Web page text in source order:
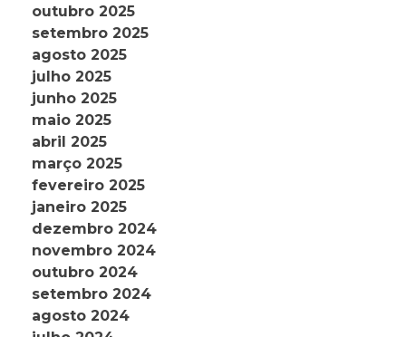
outubro 2025
setembro 2025
agosto 2025
julho 2025
junho 2025
maio 2025
abril 2025
março 2025
fevereiro 2025
janeiro 2025
dezembro 2024
novembro 2024
outubro 2024
setembro 2024
agosto 2024